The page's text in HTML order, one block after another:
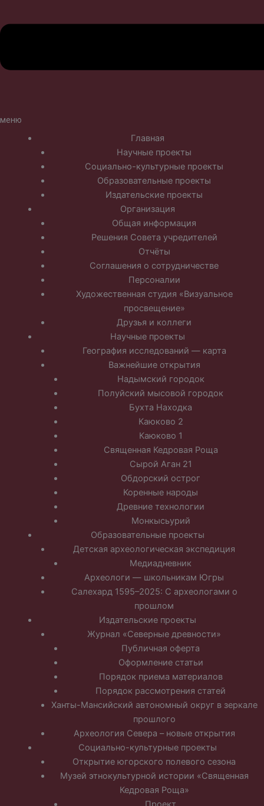
меню
Главная
Научные проекты
Социально-культурные проекты
Образовательные проекты
Издательские проекты
Организация
Общая информация
Решения Совета учредителей
Отчёты
Соглашения о сотрудничестве
Персоналии
Художественная студия «Визуальное
просвещение»
Друзья и коллеги
Научные проекты
География исследований — карта
Важнейшие открытия
Надымский городок
Полуйский мысовой городок
Бухта Находка
Каюково 2
Каюково 1
Священная Кедровая Роща
Сырой Аган 21
Обдорский острог
Коренные народы
Древние технологии
Монкысьурий
Образовательные проекты
Детская археологическая экспедиция
Медиадневник
Археологи — школьникам Югры
Салехард 1595–2025: С археологами о
прошлом
Издательские проекты
Журнал «Северные древности»
Публичная оферта
Оформление статьи
Порядок приема материалов
Порядок рассмотрения статей
Ханты-Мансийский автономный округ в зеркале
прошлого
Археология Севера – новые открытия
Социально-культурные проекты
Открытие югорского полевого сезона
Музей этнокультурной истории «Священная
Кедровая Роща»